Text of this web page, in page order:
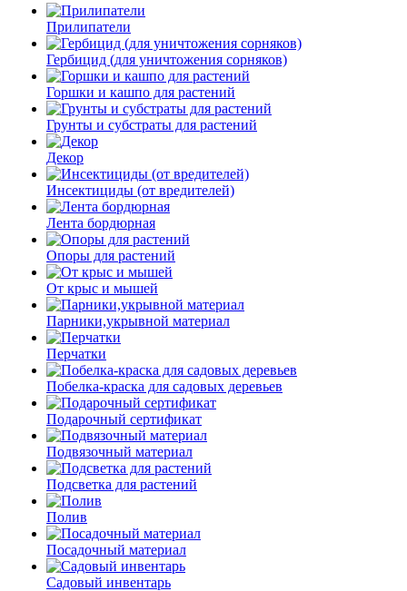
Прилипатели
Гербицид (для уничтожения сорняков)
Горшки и кашпо для растений
Грунты и субстраты для растений
Декор
Инсектициды (от вредителей)
Лента бордюрная
Опоры для растений
От крыс и мышей
Парники,укрывной материал
Перчатки
Побелка-краска для садовых деревьев
Подарочный сертификат
Подвязочный материал
Подсветка для растений
Полив
Посадочный материал
Садовый инвентарь